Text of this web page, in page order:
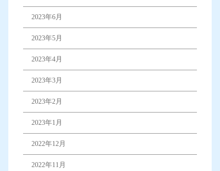
2023年6月
2023年5月
2023年4月
2023年3月
2023年2月
2023年1月
2022年12月
2022年11月